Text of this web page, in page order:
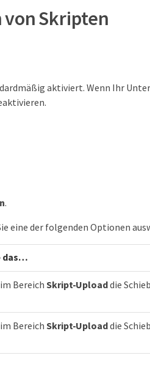
Skripten
aktiviert. Wenn Ihr
.
eine der folgenden Optionen
das…​
Bereich Skript-Uploaddie
Bereich Skript-Uploaddie